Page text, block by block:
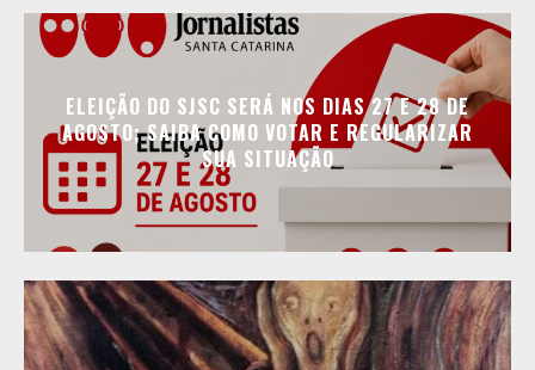
ELEIÇÃO DO SJSC SERÁ NOS DIAS 27 E 28 DE
AGOSTO; SAIBA COMO VOTAR E REGULARIZAR
SUA SITUAÇÃO